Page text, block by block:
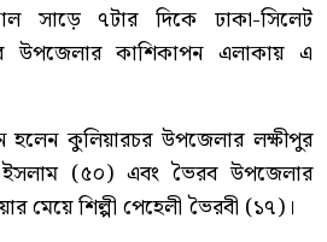
সাড়ে ৭টার দিকে ঢাকা-সিলেট
উপজেলার কাশিকাপন এলাকায় এ
হলেন কুলিয়ারচর উপজেলার লক্ষীপুর
(৫০) এবং ভৈরব উপজেলার
মেয়ে শিল্পী পেহেলী ভৈরবী (১৭)।